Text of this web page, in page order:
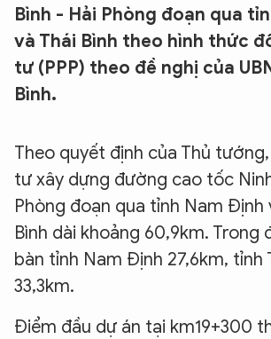
Bình - Hải Phòng đoạn qua
và Thái Bình theo hình thức
tư (PPP) theo đề nghị của
Bình.
Theo quyết định của Thủ
tư xây dựng đường cao tốc
Phòng đoạn qua tỉnh Nam Định
Bình dài khoảng 60,9km. Trong
bàn tỉnh Nam Định 27,6km, tỉnh
33,3km.
Điểm đầu dự án tại km19+300